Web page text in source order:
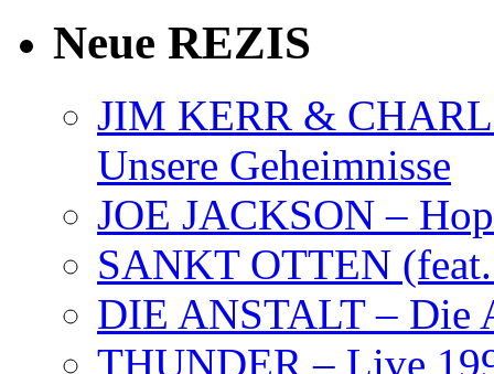
Neue REZIS
JIM KERR &
Unsere Geheimnisse
JOE JACKSON –
SANKT OTTEN
DIE ANSTALT – Die
THUNDER – Live